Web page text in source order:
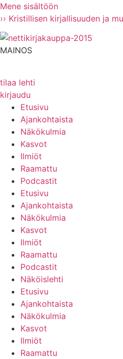
Mene sisältöön
›› Kristillisen kirjallisuuden ja
MAINOS
tilaa lehti
kirjaudu
Etusivu
Ajankohtaista
Näkökulmia
Kasvot
Ilmiöt
Raamattu
Podcastit
Etusivu
Ajankohtaista
Näkökulmia
Kasvot
Ilmiöt
Raamattu
Podcastit
Näköislehti
Etusivu
Ajankohtaista
Näkökulmia
Kasvot
Ilmiöt
Raamattu